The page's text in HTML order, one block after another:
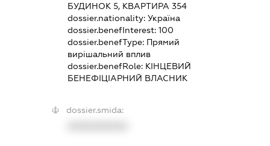
БУДИНОК 5, КВАРТИРА 354
dossier.nationality: Україна
dossier.benefInterest: 100
dossier.benefType: Прямий
вирішальний вплив
dossier.benefRole: КІНЦЕВИЙ
БЕНЕФІЦІАРНИЙ ВЛАСНИК
dossier.smida: